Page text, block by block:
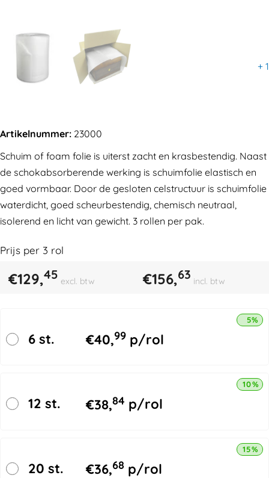
+ 1
Artikelnummer: 23000
Schuim of foam folie is uiterst zacht en krasbestendig. Naast
de schokabsorberende werking is schuimfolie elastisch en
goed vormbaar. Door de gesloten celstructuur is schuimfolie
waterdicht, goed scheurbestendig, chemisch neutraal,
isolerend en licht van gewicht. 3 rollen per pak.
Prijs per 3 rol
€129,45 excl. btw €156,63 incl. btw
6 st. €40,99 p/rol
5%
12 st. €38,84 p/rol
10%
20 st. €36,68 p/rol
15%